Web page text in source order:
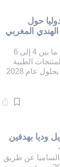
حول
المغربي
المغرب يهدف إلى الحصول على ما بين 4 إلى 6
الطبية
عام 2028
وديا بهدفين
عن طريق